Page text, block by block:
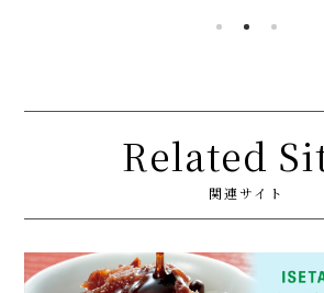
Related
関連サイト